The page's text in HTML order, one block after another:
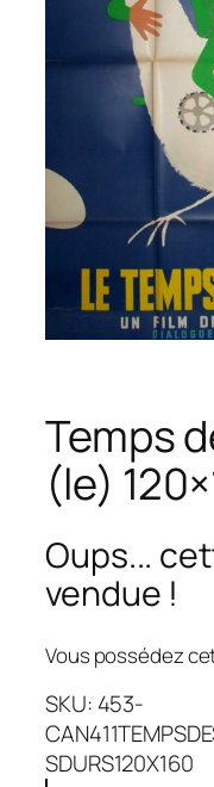
Temps
(le)
Oups...
vendue !
Vous possédez
SKU: 453-
SDURS120X160